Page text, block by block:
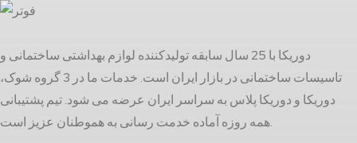
دوریکا با 25 سال سابقه تولیدکننده لوازم بهداشتی ساختمانی و
تاسیسات ساختمانی در بازار ایران است. خدمات ما در 3 گروه شوک،
دوریکا و دوریکا پلاس به سراسر ایران عرضه می شود. تیم پشتیبانی
همه روزه آماده خدمت رسانی به هموطنان عزیز است.